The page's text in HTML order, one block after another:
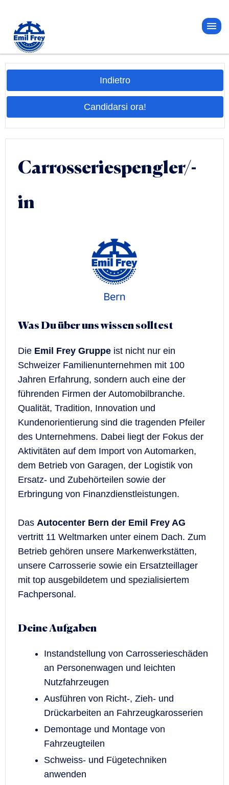
Indietro
Candidarsi ora!
Carrosseriespengler/-
in
Was Du über uns wissen solltest
Die Emil Frey Gruppe ist nicht nur ein
Schweizer Familienunternehmen mit 100
Jahren Erfahrung, sondern auch eine der
führenden Firmen der Automobilbranche.
Qualität, Tradition, Innovation und
Kundenorientierung sind die tragenden Pfeiler
des Unternehmens. Dabei liegt der Fokus der
Aktivitäten auf dem Import von Automarken,
dem Betrieb von Garagen, der Logistik von
Ersatz- und Zubehörteilen sowie der
Erbringung von Finanzdienstleistungen.
Das Autocenter Bern der Emil Frey AG
vertritt 11 Weltmarken unter einem Dach. Zum
Betrieb gehören unsere Markenwerkstätten,
unsere Carrosserie sowie ein Ersatzteillager
mit top ausgebildetem und spezialisiertem
Fachpersonal.
Deine Aufgaben
Instandstellung von Carrosserieschäden
an Personenwagen und leichten
Nutzfahrzeugen
Ausführen von Richt-, Zieh- und
Drückarbeiten an Fahrzeugkarosserien
Demontage und Montage von
Fahrzeugteilen
Schweiss- und Fügetechniken
anwenden